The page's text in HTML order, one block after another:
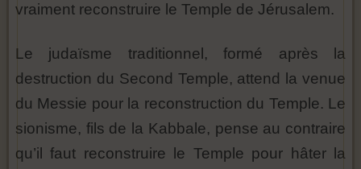
vraiment reconstruire le Temple de Jérusalem.
Le judaïsme traditionnel, formé après la
destruction du Second Temple, attend la venue
du Messie pour la reconstruction du Temple. Le
sionisme, fils de la Kabbale, pense au contraire
qu’il faut reconstruire le Temple pour hâter la